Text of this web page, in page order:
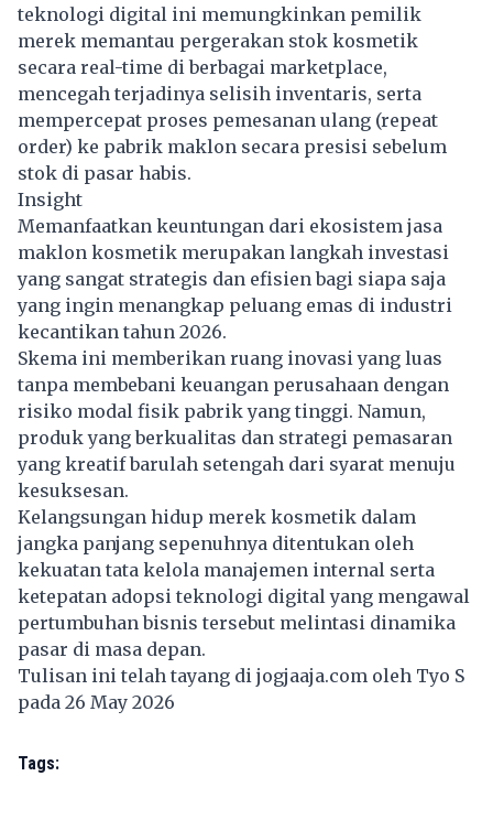
teknologi digital ini memungkinkan pemilik
merek memantau pergerakan stok kosmetik
secara real-time di berbagai marketplace,
mencegah terjadinya selisih inventaris, serta
mempercepat proses pemesanan ulang (repeat
order) ke pabrik maklon secara presisi sebelum
stok di pasar habis.
Insight
Memanfaatkan keuntungan dari ekosistem jasa
maklon kosmetik merupakan langkah investasi
yang sangat strategis dan efisien bagi siapa saja
yang ingin menangkap peluang emas di industri
kecantikan tahun 2026.
Skema ini memberikan ruang inovasi yang luas
tanpa membebani keuangan perusahaan dengan
risiko modal fisik pabrik yang tinggi. Namun,
produk yang berkualitas dan strategi pemasaran
yang kreatif barulah setengah dari syarat menuju
kesuksesan.
Kelangsungan hidup merek kosmetik dalam
jangka panjang sepenuhnya ditentukan oleh
kekuatan tata kelola manajemen internal serta
ketepatan adopsi teknologi digital yang mengawal
pertumbuhan bisnis tersebut melintasi dinamika
pasar di masa depan.
Tulisan ini telah tayang di jogjaaja.com oleh Tyo S
pada 26 May 2026
Tags: